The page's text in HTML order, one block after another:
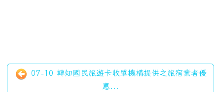
07-10 轉知國民旅遊卡收單機構提供之旅宿業者優
惠...